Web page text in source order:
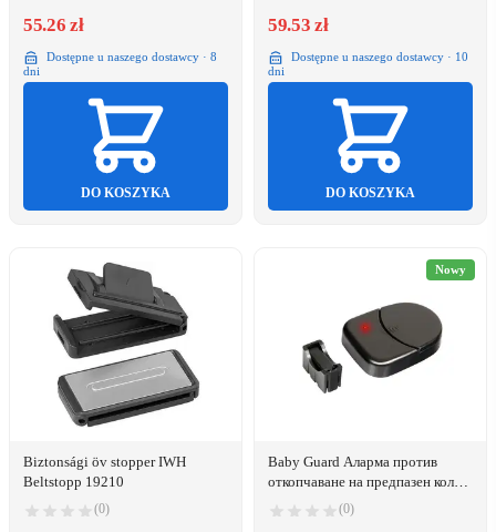
55.26 zł
Dostępne u naszego dostawcy · 8
dni
DO KOSZYKA
59.53 zł
Dostępne u naszego dostawcy · 10
dni
DO KOSZYKA
Biztonsági öv stopper IWH
Beltstopp 19210
(0)
Nowy
Baby Guard Аларма против
откопчаване на предпазен колан,
(0)